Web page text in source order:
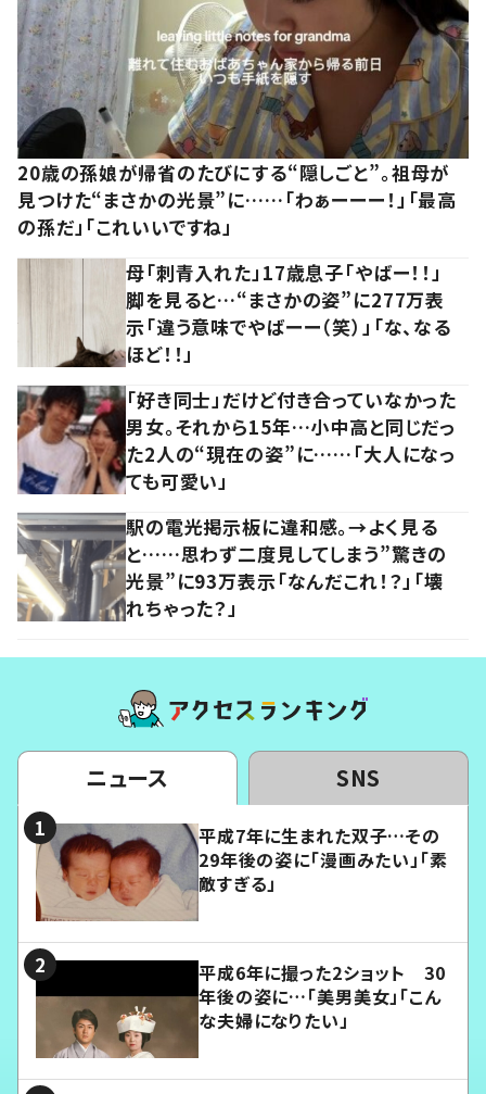
20歳の孫娘が帰省のたびにする“隠しごと”。祖母が
見つけた“まさかの光景”に……「わぁーーー！」「最高
の孫だ」「これいいですね」
母「刺青入れた」17歳息子「やばー！！」
脚を見ると…“まさかの姿”に277万表
示「違う意味でやばーー（笑）」「な、なる
ほど！！」
「好き同士」だけど付き合っていなかった
男女。それから15年…小中高と同じだっ
た2人の“現在の姿”に……「大人になっ
ても可愛い」
駅の電光掲示板に違和感。→よく見る
と……思わず二度見してしまう”驚きの
光景”に93万表示「なんだこれ！？」「壊
れちゃった？」
ニュース SNS
平成7年に生まれた双子…その
29年後の姿に「漫画みたい」「素
敵すぎる」
平成6年に撮った2ショット 30
年後の姿に…「美男美女」「こん
な夫婦になりたい」